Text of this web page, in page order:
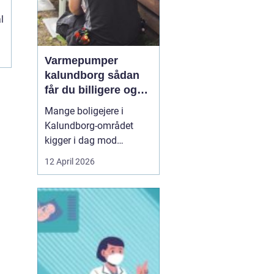
Varmepumper
kalundborg sådan
får du billigere og
mere bæredygtig
varme
Mange boligejere i
Kalundborg-området
kigger i dag mod
varmepumper som en
vej til lavere
behageligt indeklima.
Priserne på energi
svinger, kravene til CO2-
reduktion stiger, og
gamle elradiatorer, olie-
12 April 2026